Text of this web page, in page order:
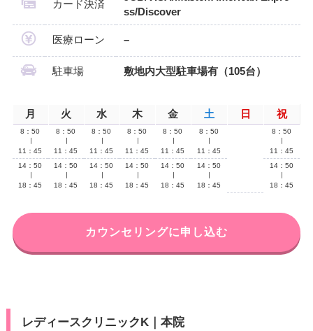
カード決済
ss/Discover
医療ローン –
駐車場 敷地内大型駐車場有（105台）
月 火 水 木 金 土 日 祝
8：50
11：45
8：50
11：45
8：50
11：45
8：50
11：45
8：50
11：45
8：50
11：45
8：50
11：45
14：50
18：45
14：50
18：45
14：50
18：45
14：50
18：45
14：50
18：45
14：50
18：45
14：50
18：45
カウンセリングに申し込む
レディースクリニックK｜本院